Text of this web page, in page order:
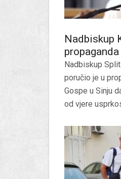
Nadbiskup
Nadbiskup
poručio je u
Gospe u Sinju
od vjere